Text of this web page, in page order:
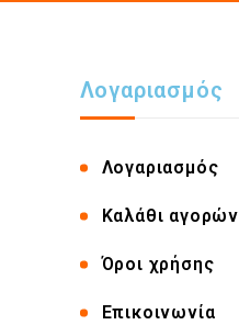
Λογαριασμός
Λογαριασμός
Καλάθι αγορών
Όροι χρήσης
Επικοινωνία